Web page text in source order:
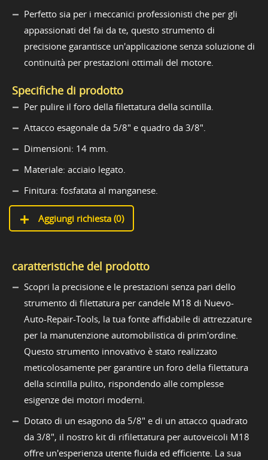
Perfetto sia per i meccanici professionisti che per gli
appassionati del fai da te, questo strumento di
precisione garantisce un'applicazione senza soluzione di
continuità per prestazioni ottimali del motore.
Specifiche di prodotto
Per pulire il foro della filettatura della scintilla.
Attacco esagonale da 5/8" e quadro da 3/8".
Dimensioni: 14 mm.
Materiale: acciaio legato.
Finitura: fosfatata al manganese.
Aggiungi richiesta (0)
caratteristiche del prodotto
Scopri la precisione e le prestazioni senza pari dello
strumento di filettatura per candele M18 di Nuevo-
Auto-Repair-Tools, la tua fonte affidabile di attrezzature
per la manutenzione automobilistica di prim'ordine.
Questo strumento innovativo è stato realizzato
meticolosamente per garantire un foro della filettatura
della scintilla pulito, rispondendo alle complesse
esigenze dei motori moderni.
Dotato di un esagono da 5/8" e di un attacco quadrato
da 3/8", il nostro kit di rifilettatura per autoveicoli M18
offre un'esperienza utente fluida ed efficiente. La sua